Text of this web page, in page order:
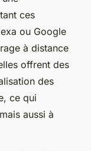
ces
ou Google
à distance
offrent des
des
ce qui
aussi à